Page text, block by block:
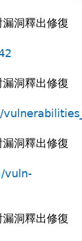
洞釋出修復
洞釋出修復
洞釋出修復
vuln-
洞釋出修復